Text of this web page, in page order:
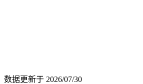
数据更新于 2026/07/30